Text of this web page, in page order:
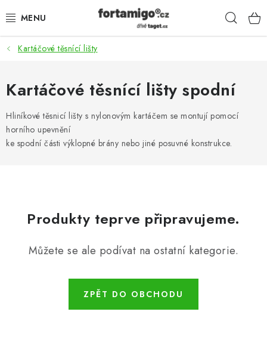
na
SADY - ZVÝHODNĚNÉ
POHONY
SAMONOSNÉ BRÁNY
KOLEJOVÉ BRÁNY
Kartáčové těsnící lišty
Kartáčové těsnící lišty spodní
Hliníkové těsnicí lišty s nylonovým kartáčem se montují pomocí
horního upevnění
ke spodní části výklopné brány nebo jiné posuvné konstrukce.
Produkty teprve připravujeme.
Můžete se ale podívat na ostatní kategorie.
ZPĚT DO OBCHODU